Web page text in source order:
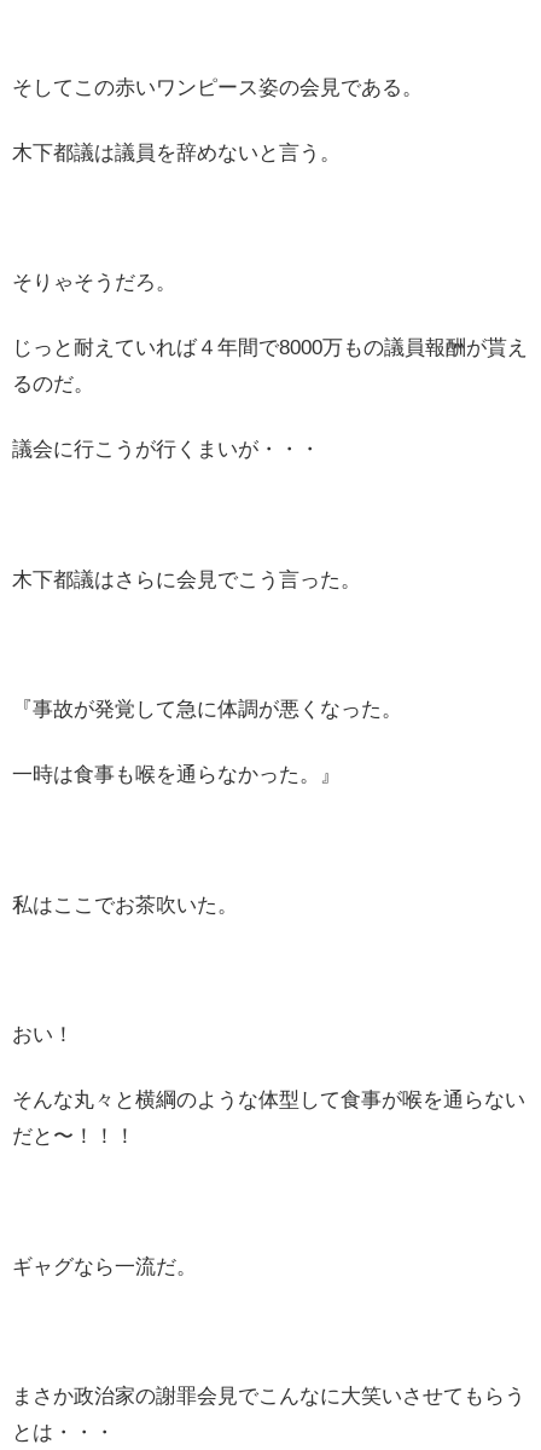
そしてこの赤いワンピース姿の会見である。
木下都議は議員を辞めないと言う。
そりゃそうだろ。
じっと耐えていれば４年間で8000万もの議員報酬が貰え
るのだ。
議会に行こうが行くまいが・・・
木下都議はさらに会見でこう言った。
『事故が発覚して急に体調が悪くなった。
一時は食事も喉を通らなかった。』
私はここでお茶吹いた。
おい！
そんな丸々と横綱のような体型して食事が喉を通らない
だと〜！！！
ギャグなら一流だ。
まさか政治家の謝罪会見でこんなに大笑いさせてもらう
とは・・・